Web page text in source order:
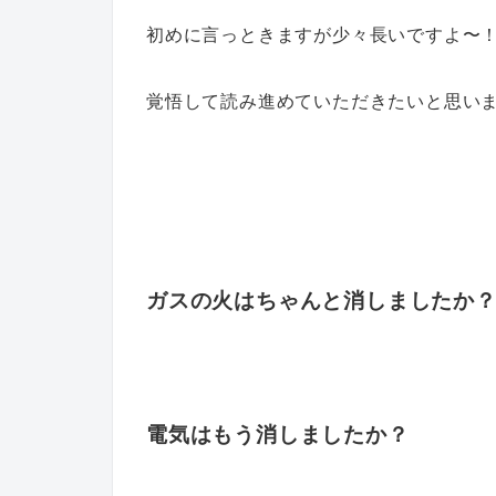
初めに言っときますが少々長いですよ〜！
覚悟して読み進めていただきたいと思いま
ガスの火はちゃんと消しましたか？
電気はもう消しましたか？